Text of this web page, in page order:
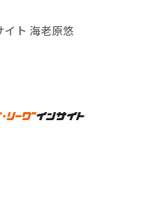
イト 海老原悠